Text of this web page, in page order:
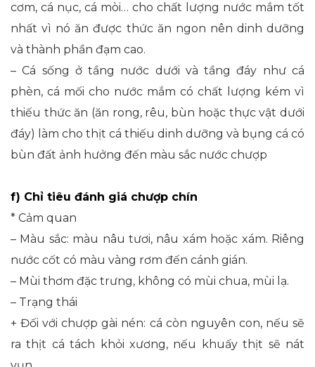
cơm, cá nục, cá mòi… cho chất lượng nước mắm tốt
nhất vì nó ăn được thức ăn ngon nên dinh dưỡng
và thành phần đạm cao.
– Cá sống ở tầng nước dưới và tầng đáy như cá
phèn, cá mối cho nước mắm có chất lượng kém vì
thiếu thức ăn (ăn rong, rêu, bùn hoặc thực vật dưới
đáy) làm cho thịt cá thiếu dinh dưỡng và bụng cá có
bùn đất ảnh hưởng đến màu sắc nước chượp
f) Chỉ tiêu đánh giá chượp chín
* Cảm quan
– Màu sắc: màu nâu tươi, nâu xám hoặc xám. Riêng
nước cốt có màu vàng rơm đến cánh gián.
– Mùi thơm đặc trưng, không có mùi chua, mùi lạ.
– Trạng thái
+ Đối với chượp gài nén: cá còn nguyên con, nếu sẽ
ra thịt cá tách khỏi xương, nếu khuấy thịt sẽ nát